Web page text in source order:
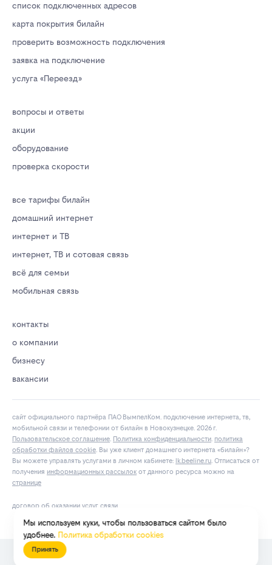
список подключенных адресов
карта покрытия билайн
проверить возможность подключения
заявка на подключение
услуга «Переезд»
вопросы и ответы
акции
оборудование
проверка скорости
все тарифы билайн
домашний интернет
интернет и ТВ
интернет, ТВ и сотовая связь
всё для семьи
мобильная связь
контакты
о компании
бизнесу
вакансии
сайт официального партнёра ПАО ВымпелКом. подключение интернета, тв,
мобильной связи и телефонии от билайн в Новокузнецке. 2026 г.
Пользовательское соглашение. Политика конфиденциальности. политика
обработки файлов cookie. Вы уже клиент домашнего интернета «билайн»?
Вы можете управлять услугами в личнoм кaбинeтe:
lk.bееlinе.ru. Отписаться от
получения информационных рассылок от данного ресурса можно на
странице
договор об оказании услуг связи
Мы используем куки, чтобы пользоваться сайтом было
удобнее. Политика обработки cookies
Принять